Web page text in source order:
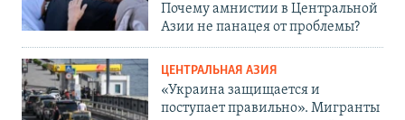
Почему амнистии в Центральной
Азии не панацея от проблемы?
ЦЕНТРАЛЬНАЯ АЗИЯ
«Украина защищается и
поступает правильно». Мигранты